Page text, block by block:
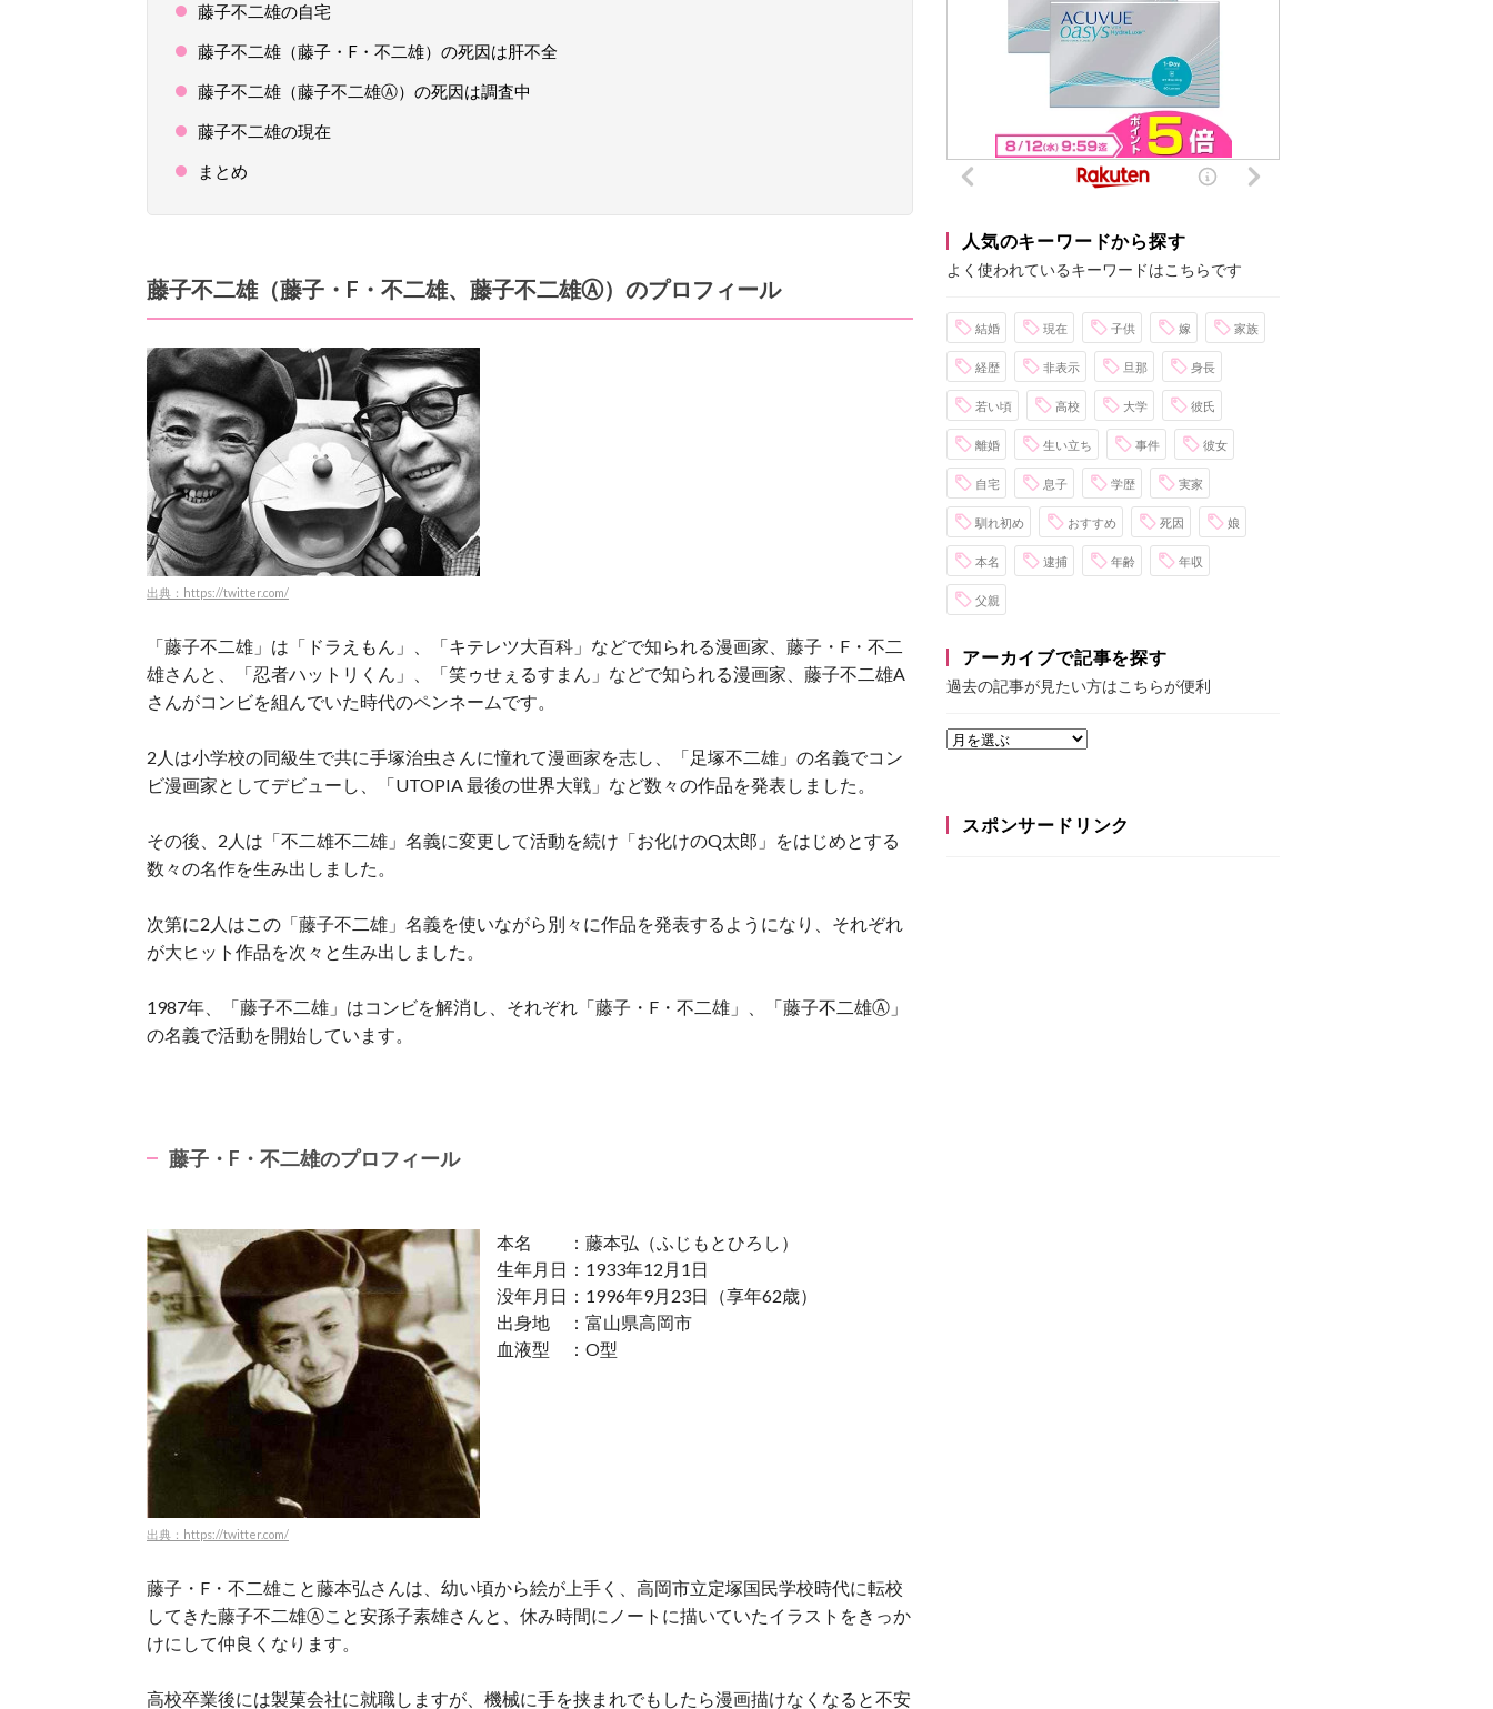
藤子不二雄の自宅
藤子不二雄（藤子・F・不二雄）の死因は肝不全
藤子不二雄（藤子不二雄Ⓐ）の死因は調査中
藤子不二雄の現在
まとめ
藤子不二雄（藤子・F・不二雄、藤子不二雄Ⓐ）のプロフィール
出典：https://twitter.com/
「藤子不二雄」は「ドラえもん」、「キテレツ大百科」などで知られる漫画家、藤子・F・不二
雄さんと、「忍者ハットリくん」、「笑ゥせぇるすまん」などで知られる漫画家、藤子不二雄A
さんがコンビを組んでいた時代のペンネームです。
2人は小学校の同級生で共に手塚治虫さんに憧れて漫画家を志し、「足塚不二雄」の名義でコン
ビ漫画家としてデビューし、「UTOPIA 最後の世界大戦」など数々の作品を発表しました。
その後、2人は「不二雄不二雄」名義に変更して活動を続け「お化けのQ太郎」をはじめとする
数々の名作を生み出しました。
次第に2人はこの「藤子不二雄」名義を使いながら別々に作品を発表するようになり、それぞれ
が大ヒット作品を次々と生み出しました。
1987年、「藤子不二雄」はコンビを解消し、それぞれ「藤子・F・不二雄」、「藤子不二雄Ⓐ」
の名義で活動を開始しています。
藤子・F・不二雄のプロフィール
出典：https://twitter.com/
本名 ：藤本弘（ふじもとひろし）
生年月日：1933年12月1日
没年月日：1996年9月23日（享年62歳）
出身地 ：富山県高岡市
血液型 ：O型
藤子・F・不二雄こと藤本弘さんは、幼い頃から絵が上手く、高岡市立定塚国民学校時代に転校
してきた藤子不二雄Ⓐこと安孫子素雄さんと、休み時間にノートに描いていたイラストをきっか
けにして仲良くなります。
高校卒業後には製菓会社に就職しますが、機械に手を挟まれでもしたら漫画描けなくなると不安
人気のキーワードから探す
よく使われているキーワードはこちらです
結婚 現在 子供 嫁 家族
経歴 非表示 旦那 身長
若い頃 高校 大学 彼氏
離婚 生い立ち 事件 彼女
自宅 息子 学歴 実家
馴れ初め おすすめ 死因 娘
本名 逮捕 年齢 年収
父親
アーカイブで記事を探す
過去の記事が見たい方はこちらが便利
スポンサードリンク